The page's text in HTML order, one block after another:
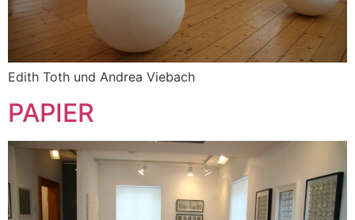
Edith Toth und Andrea Viebach
PAPIER